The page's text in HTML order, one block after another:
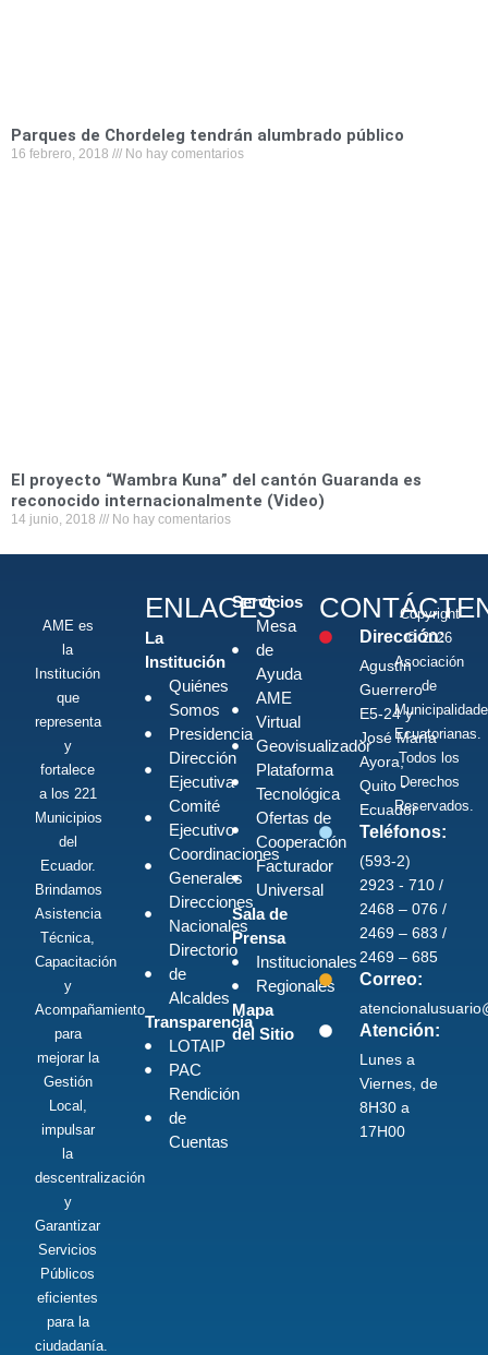
Parques de Chordeleg tendrán alumbrado público
16 febrero, 2018 No hay comentarios
El proyecto “Wambra Kuna” del cantón Guaranda es
reconocido internacionalmente (Video)
14 junio, 2018 No hay comentarios
AME es
la
Institución
que
representa
y
fortalece
a los 221
Municipios
del
Ecuador.
Brindamos
Asistencia
Técnica,
Capacitación
y
Acompañamiento
para
mejorar la
Gestión
Local,
impulsar
la
descentralización
y
Garantizar
Servicios
Públicos
eficientes
para la
ciudadanía.
ENLACES
La
Institución
Quiénes
Somos
Presidencia
Dirección
Ejecutiva
Comité
Ejecutivo
Coordinaciones
Generales
Direcciones
Nacionales
Directorio
de
Alcaldes
Transparencia
LOTAIP
PAC
Rendición
de
Cuentas
Servicios
Mesa
de
Ayuda
AME
Virtual
Geovisualizador
Plataforma
Tecnológica
Ofertas de
Cooperación
Facturador
Universal
Sala de
Prensa
Institucionales
Regionales
Mapa
del Sitio
Dirección:
Agustín
Guerrero
E5-24 y
José María
Ayora,
Quito -
Ecuador
Teléfonos:
(593-2)
2923 - 710 /
2468 – 076 /
2469 – 683 /
2469 – 685
Correo:
Atención:
Lunes a
Viernes, de
8H30 a
17H00
Copyright
© 2026
Asociación
de
Ecuatorianas.
Todos los
Derechos
Reservados.